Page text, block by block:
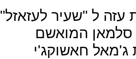
עזה ל "שעיר לעזאזל"
סלמאן המואשם
חאשוקג'י